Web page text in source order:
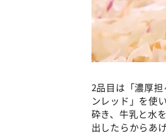
2品目は「濃厚
ンレッド」を使
砕き、牛乳と水
出したらからあ